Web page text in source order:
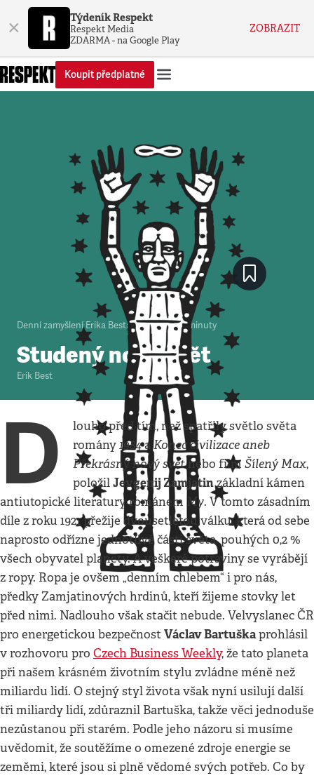
× Týdeník Respekt
Respekt Media
ZDARMA - na Google Play
ZOBRAZIT
Koupit předplatné
Denní zamyšlení Erika Besta•28. 8. 2008•2 minuty
Studený nový svět
Erik Best
D
louho před tím, než spatřily světlo světa
romány1984aKonec civilizace aneb
Překrásný nový světnebo filmŠílený Max,
položilJevgenij Zamjatinzákladní kámen
antiutopické literatury románem My. V tomto zásadním
díle z roku 1921 přežije dvousetletou válku, která od sebe
naprosto odřízne jednotlivé části světa, pouhých 0,2 %
všech obyvatel planety. A veškeré potraviny se vyrábějí
z ropy. Ropa je ovšem „denním chlebem“ i pro nás,
předky Zamjatinových hrdinů, kteří žijeme stovky let
před nimi. Nadlouho však stačit nebude. Velvyslanec ČR
pro energetickou bezpečnostVáclav Bartuškaprohlásil
v rozhovoru pro Czech Business Weekly, že tato planeta
při našem krásném životním stylu zvládne méně než
miliardu lidí. O stejný styl života však nyní usilují další
tři miliardy lidí, zdůraznil Bartuška, takže věci jednoduše
nezůstanou při starém. Podle jeho názoru si musíme
uvědomit, že soutěžíme o omezené zdroje energie se
zeměmi, které jsou si plně vědomé svých potřeb. Co by